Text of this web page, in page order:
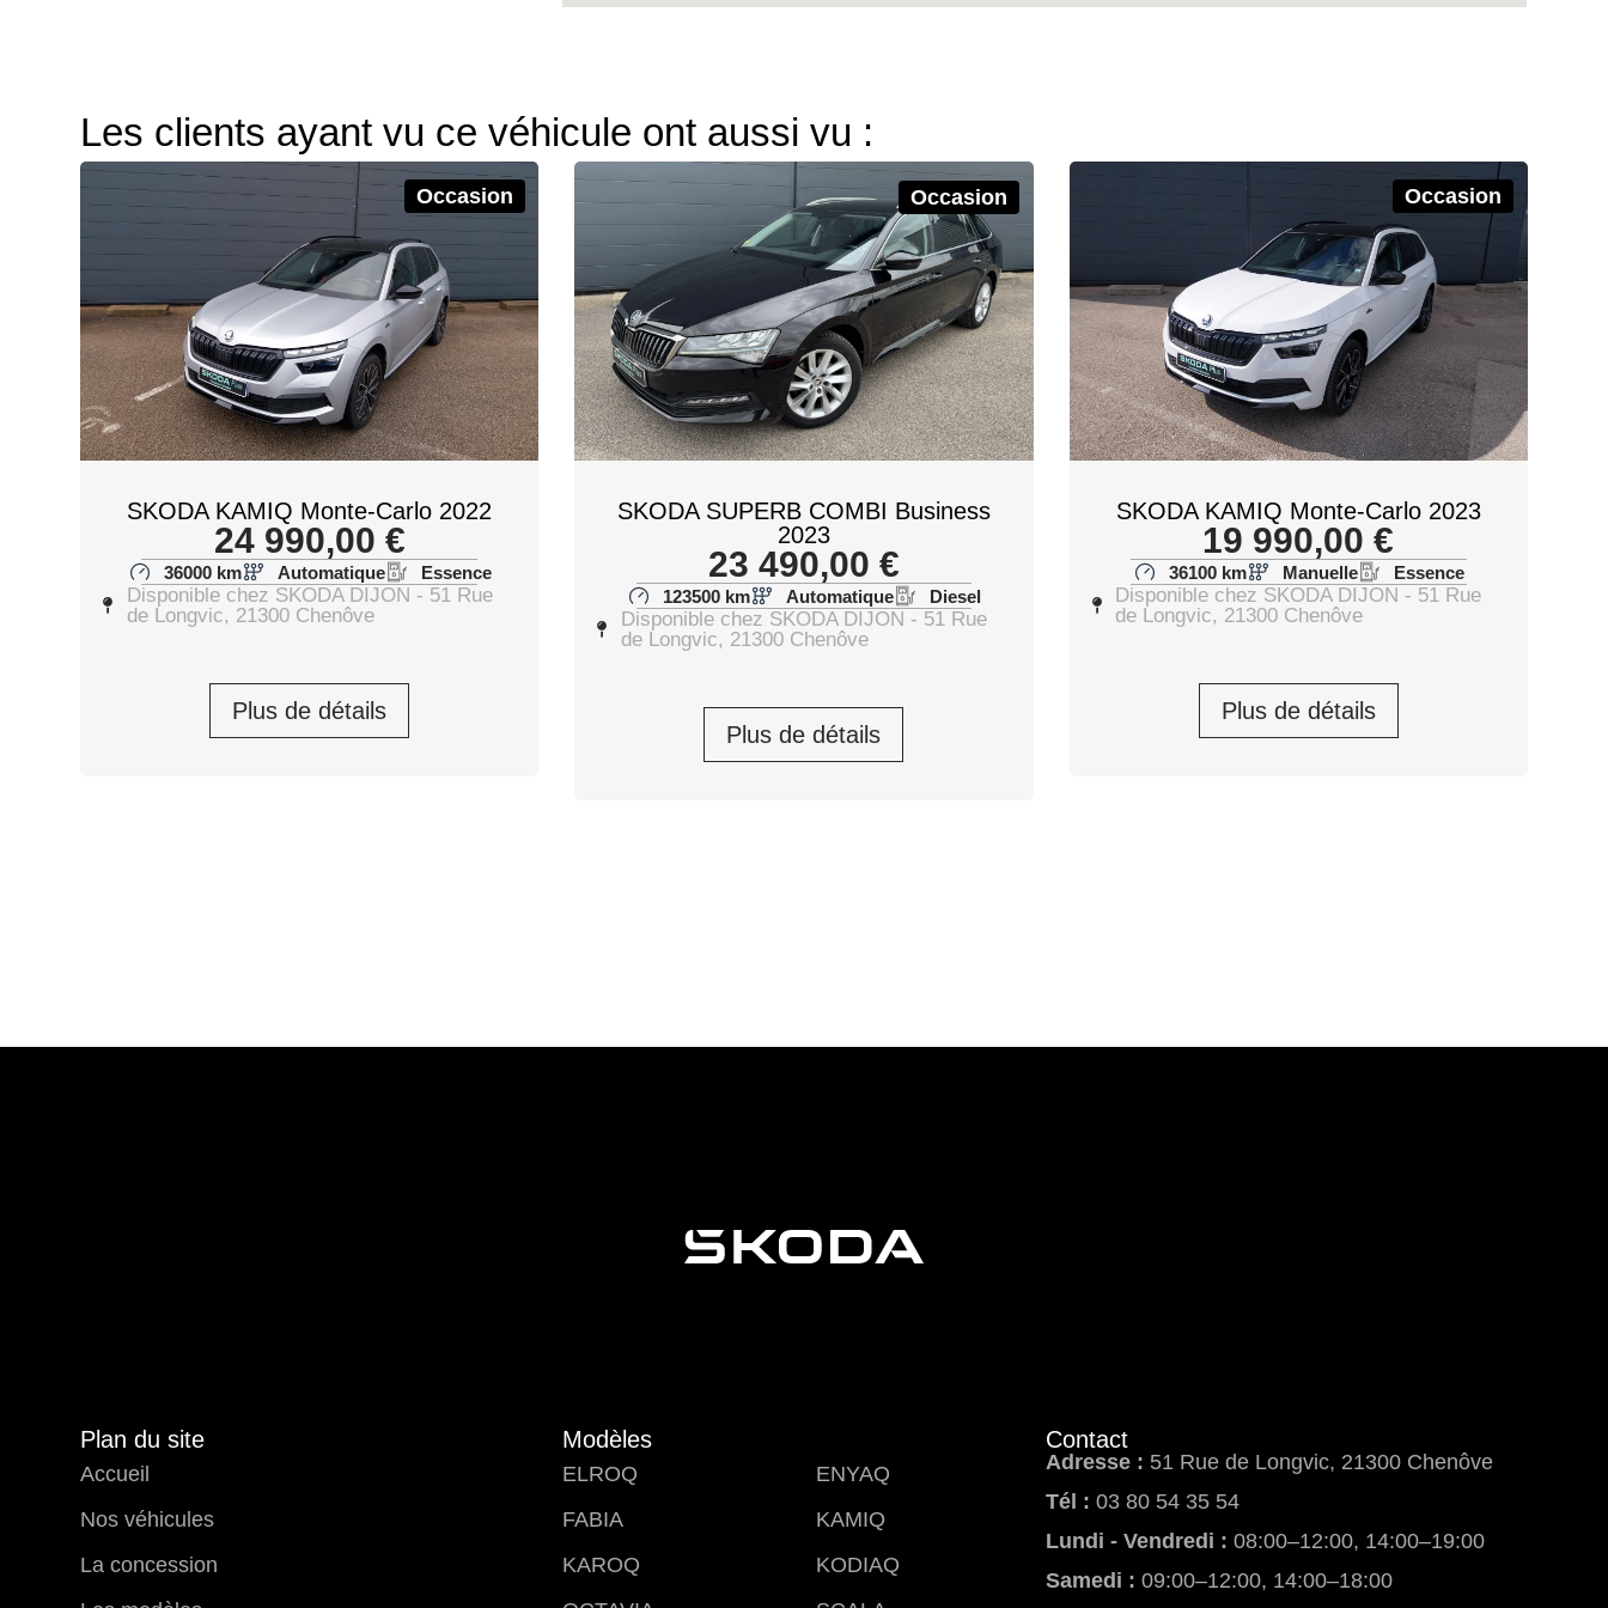
Les clients ayant vu ce véhicule ont aussi vu :
Occasion
SKODA KAMIQ Monte-Carlo 2022
24 990,00 €
36000 km Automatique Essence
Disponible chez SKODA DIJON - 51 Rue
de Longvic, 21300 Chenôve
Plus de détails
Occasion
SKODA SUPERB COMBI Business
2023
23 490,00 €
123500 km Automatique Diesel
Disponible chez SKODA DIJON - 51 Rue
de Longvic, 21300 Chenôve
Plus de détails
Occasion
SKODA KAMIQ Monte-Carlo 2023
19 990,00€
36100 km Manuelle Essence
Disponible chez SKODA DIJON - 51 Rue
de Longvic, 21300 Chenôve
Plus de détails
Plan du site
Accueil
Nos véhicules
La concession
Modèles
ELROQ
ENYAQ
FABIA
KAMIQ
KAROQ
KODIAQ
Contact
Adresse : 51 Rue de Longvic, 21300 Chenôve
Tél : 03 80 54 35 54
Lundi - Vendredi : 08:00–12:00, 14:00–19:00
Samedi : 09:00–12:00, 14:00–18:00